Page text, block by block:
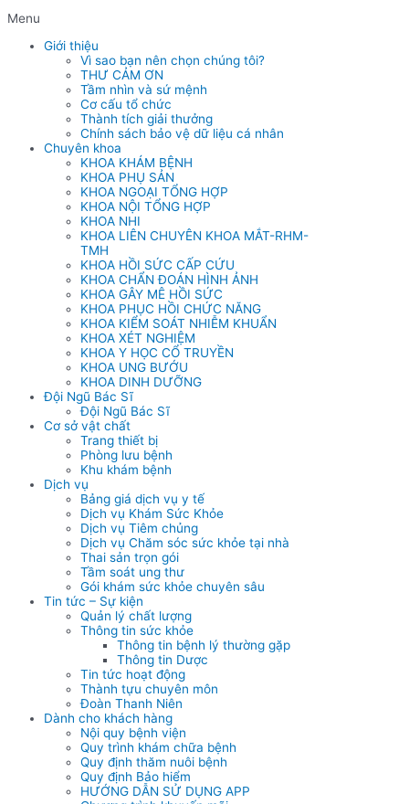
Menu
Giới thiệu
Vì sao bạn nên chọn chúng tôi?
THƯ CẢM ƠN
Tầm nhìn và sứ mệnh
Cơ cấu tổ chức
Thành tích giải thưởng
Chính sách bảo vệ dữ liệu cá nhân
Chuyên khoa
KHOA KHÁM BỆNH
KHOA PHỤ SẢN
KHOA NGOẠI TỔNG HỢP
KHOA NỘI TỔNG HỢP
KHOA NHI
KHOA LIÊN CHUYÊN KHOA MẮT-RHM-
TMH
KHOA HỒI SỨC CẤP CỨU
KHOA CHẨN ĐOÁN HÌNH ẢNH
KHOA GÂY MÊ HỒI SỨC
KHOA PHỤC HỒI CHỨC NĂNG
KHOA KIỂM SOÁT NHIỄM KHUẨN
KHOA XÉT NGHIỆM
KHOA Y HỌC CỔ TRUYỀN
KHOA UNG BƯỚU
KHOA DINH DƯỠNG
Đội Ngũ Bác Sĩ
Đội Ngũ Bác Sĩ
Cơ sở vật chất
Trang thiết bị
Phòng lưu bệnh
Khu khám bệnh
Dịch vụ
Bảng giá dịch vụ y tế
Dịch vụ Khám Sức Khỏe
Dịch vụ Tiêm chủng
Dịch vụ Chăm sóc sức khỏe tại nhà
Thai sản trọn gói
Tầm soát ung thư
Gói khám sức khỏe chuyên sâu
Tin tức – Sự kiện
Quản lý chất lượng
Thông tin sức khỏe
Thông tin bệnh lý thường gặp
Thông tin Dược
Tin tức hoạt động
Thành tựu chuyên môn
Đoàn Thanh Niên
Dành cho khách hàng
Nội quy bệnh viện
Quy trình khám chữa bệnh
Quy định thăm nuôi bệnh
Quy định Bảo hiểm
HƯỚNG DẪN SỬ DỤNG APP